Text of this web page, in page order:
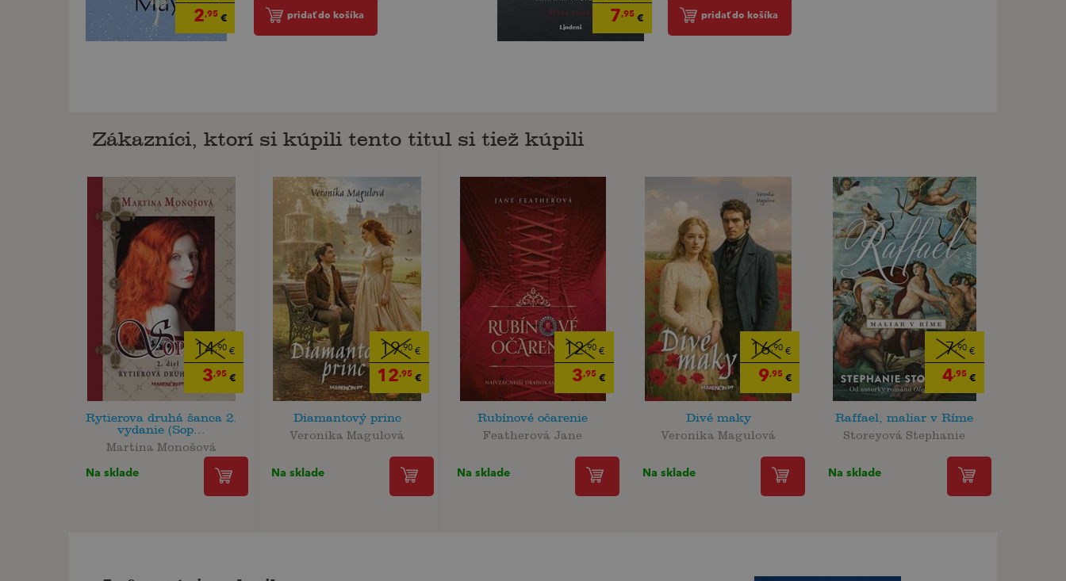
2,95€ pridať do košíka 7,95 € pridať do košíka
Zákazníci, ktorí si kúpili tento titul si tiež kúpili
14,90€
3,95€
Rytierova druhá šanca 2.
vydanie (Sop...
Martina Monošová
Na sklade
19,90€
12,95€
Diamantový princ
Veronika Magulová
Na sklade
12,90 €
3,95 €
Rubínové očarenie
Featherová Jane
Na sklade
16,90€
9,95€
Divé maky
Veronika Magulová
Na sklade
7,90 €
4,95 €
Raffael, maliar v Ríme
Storeyová Stephanie
Na sklade